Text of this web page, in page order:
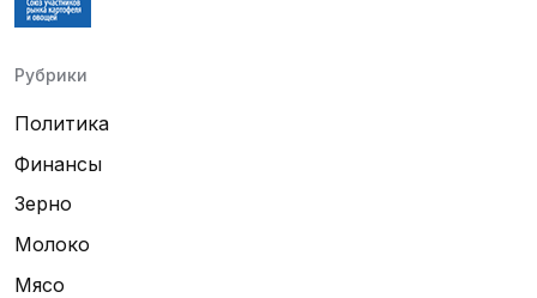
Рубрики
Политика
Финансы
Зерно
Молоко
Мясо